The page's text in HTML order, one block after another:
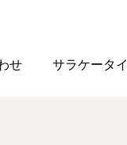
せ サラケータイ